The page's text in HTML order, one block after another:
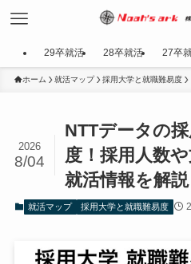
29卒就活 28卒就活 27卒
ホーム 就活マップ 採用大学と就職難易度
NTTデータの
度！採用人数
就活情報を解説
2026
8/04
就活マップ 採用大学と就職難易度